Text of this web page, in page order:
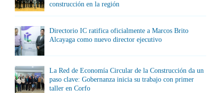
construcción en la región
Directorio IC ratifica oficialmente a Marcos Brito
Alcayaga como nuevo director ejecutivo
La Red de Economía Circular de la Construcción da un
paso clave: Gobernanza inicia su trabajo con primer
taller en Corfo